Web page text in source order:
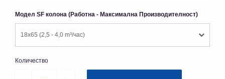
Модел SF колона (Работна - Максимална Производителност)
18x65 (2,5 - 4,0 m³/час)
Количество